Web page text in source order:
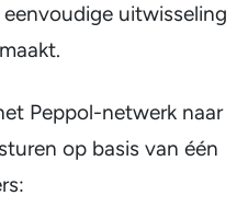
uitwisseling
Peppol-netwerk naar
op basis van één